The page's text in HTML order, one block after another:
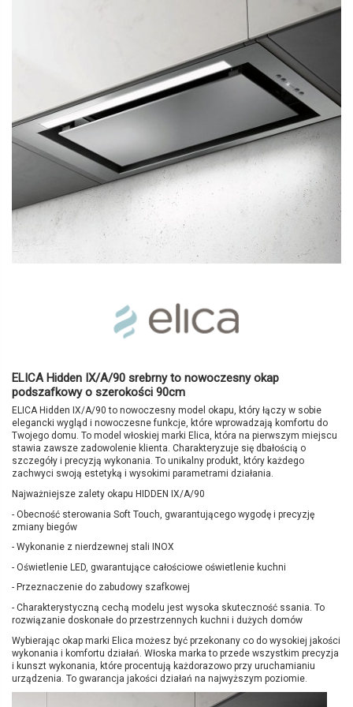
ELICA Hidden IX/A/90 srebrnyto nowoczesnyokap
podszafkowy o szerokości 90cm
ELICA Hidden IX/A/90 to nowoczesny model okapu, który łączy w sobie
elegancki wygląd i nowoczesne funkcje, które wprowadzają komfortu do
Twojego domu. To model włoskiej marki Elica, która na pierwszym miejscu
stawia zawsze zadowolenie klienta. Charakteryzuje się dbałością o
szczegóły i precyzją wykonania. To unikalny produkt, który każdego
zachwyci swoją estetyką i wysokimi parametrami działania.
Najważniejsze zalety okapu HIDDEN IX/A/90
- Obecność sterowania Soft Touch, gwarantującego wygodę i precyzję
zmiany biegów
- Wykonanie z nierdzewnej stali INOX
- Oświetlenie LED, gwarantujące całościowe oświetlenie kuchni
- Przeznaczenie do zabudowy szafkowej
- Charakterystyczną cechą modelu jest wysoka skuteczność ssania. To
rozwiązanie doskonałe do przestrzennych kuchni i dużych domów
Wybierając okap marki Elica możesz być przekonany co do wysokiej jakości
wykonania i komfortu działań. Włoska marka to przede wszystkim precyzja
i kunszt wykonania, które procentują każdorazowo przy uruchamianiu
urządzenia. To gwarancja jakości działań na najwyższym poziomie.